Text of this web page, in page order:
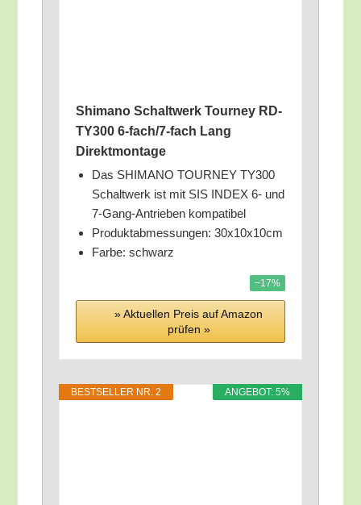
Shi­ma­no Schalt­werk Tour­ney RD-
TY300 6‑fach/​7‑fach Lang
Direktmontage
Das SHIMANO TOURNEY TY300
Schalt­werk ist mit SIS INDEX 6- und
7‑Gang-Antrie­ben kompatibel
Pro­duktab­mes­sun­gen: 30x10x10cm
Far­be: schwarz
−17%
» Aktu­el­len Preis auf Ama­zon
prü­fen »
ANGE­BOT: 5%
BEST­SEL­LER NR. 2